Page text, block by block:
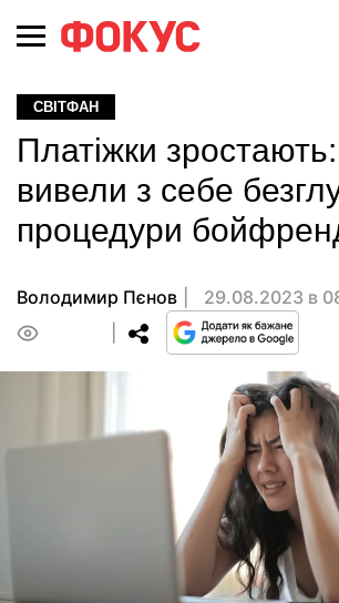
СВІТФАН
Платіжки зростають:
вивели з себе
процедури
Володимир Пєнов
29.08.2023 в